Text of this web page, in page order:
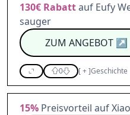
130€ Rabattauf Eufy
sauger
ZUM ANGEBOT↗
0 [+]Geschichte
15% Preisvorteil auf